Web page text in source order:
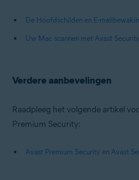
De Hoofdschilden en E-
Uw Mac scannen met Avast
Verdere aanbevelingen
Raadpleeg het volgende artikel
Premium Security:
Avast Premium Security en Avast